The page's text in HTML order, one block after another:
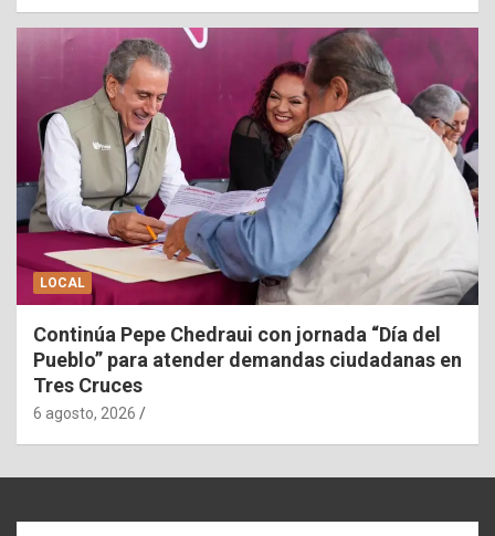
LOCAL
Continúa Pepe Chedraui con jornada “Día del
Pueblo” para atender demandas ciudadanas en
Tres Cruces
6 agosto, 2026